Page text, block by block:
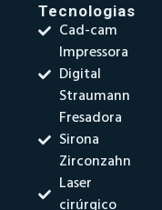
Tecnologias
Cad-cam
Impressora
Digital
Straumann
Fresadora
Sirona
Zirconzahn
Laser
cirúrgico